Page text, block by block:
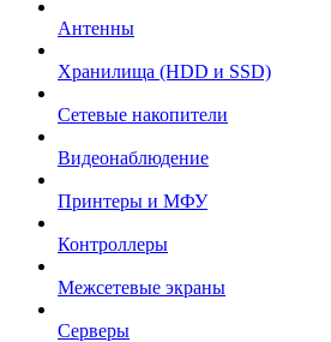
Антенны
Хранилища (HDD и SSD)
Сетевые накопители
Видеонаблюдение
Принтеры и МФУ
Контроллеры
Межсетевые экраны
Серверы